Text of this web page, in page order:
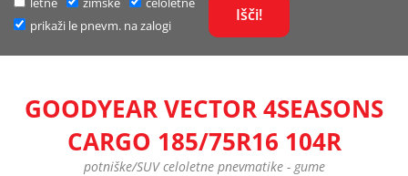
prikaži le pnevm. na zalogi
GOODYEAR VECTOR 4SEASONS
CARGO 185/75R16 104R
potniške/SUV celoletne pnevmatike - gume